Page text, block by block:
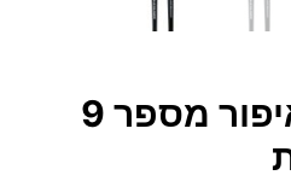
זוג מברשות איפור מספר 9